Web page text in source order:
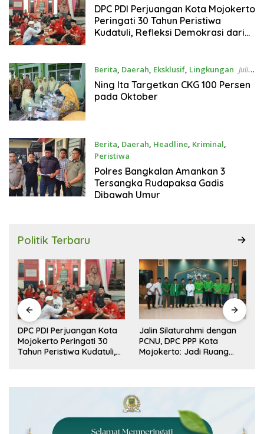
2026
DPC PDI Perjuangan Kota Mojokerto
Peringati 30 Tahun Peristiwa
Kudatuli, Refleksi Demokrasi dari
Berita, Daerah, Eksklusif, Lingkungan Juli
23, 2026
Ning Ita Targetkan CKG 100 Persen
pada Oktober
Berita, Daerah, Headline, Kriminal,
Peristiwa
Juli 21, 2026
Polres Bangkalan Amankan 3
Tersangka Rudapaksa Gadis
Dibawah Umur
Politik Terbaru
DPC PDI Perjuangan Kota
Mojokerto Peringati 30
Tahun Peristiwa Kudatuli,
Jalin Silaturahmi dengan
PCNU, DPC PPP Kota
Mojokerto: Jadi Ruang